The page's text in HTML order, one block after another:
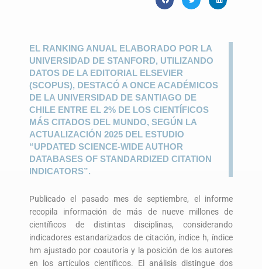
EL RANKING ANUAL ELABORADO POR LA
UNIVERSIDAD DE STANFORD, UTILIZANDO
DATOS DE LA EDITORIAL ELSEVIER
(SCOPUS), DESTACÓ A ONCE ACADÉMICOS
DE LA UNIVERSIDAD DE SANTIAGO DE
CHILE ENTRE EL 2% DE LOS CIENTÍFICOS
MÁS CITADOS DEL MUNDO, SEGÚN LA
ACTUALIZACIÓN 2025 DEL ESTUDIO
“UPDATED SCIENCE-WIDE AUTHOR
DATABASES OF STANDARDIZED CITATION
INDICATORS”.
Publicado el pasado mes de septiembre, el informe
recopila información de más de nueve millones de
científicos de distintas disciplinas, considerando
indicadores estandarizados de citación, índice h, índice
hm ajustado por coautoría y la posición de los autores
en los artículos científicos. El análisis distingue dos